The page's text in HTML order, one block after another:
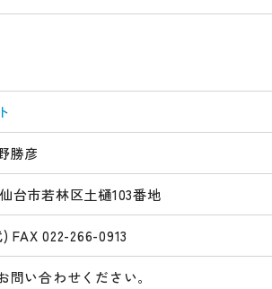
勝彦
台市若林区土樋103番地
FAX 022-266-0913
問い合わせください。